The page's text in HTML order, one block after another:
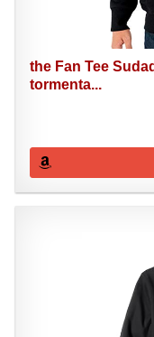
the Fan Tee
tormenta...